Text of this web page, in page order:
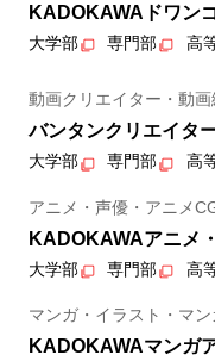
KADOKAWAドワン
大学部 専門部 高
動画クリエイター・動
バンタンクリエイタ
大学部 専門部 高
アニメ・声優・アニメ
KADOKAWAアニメ
大学部 専門部 高
マンガ・イラスト・マ
KADOKAWAマンガ